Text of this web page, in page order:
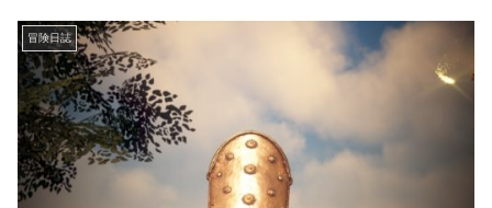
冒険日誌